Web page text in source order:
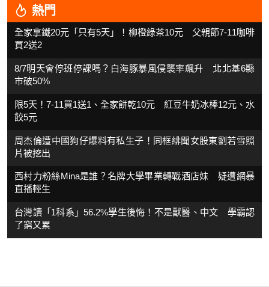
熱門
全家拿鐵20元「只有5天」！柳橙綠茶10元 父親節7-11咖啡
買2送2
8/7明天會停班停課嗎？白海豚暴風侵襲率飆升 北北基6縣
市破50%
限5天！7-11買1送1、全家餅乾10元 紅豆牛奶冰棒12元、水
餃5元
周杰倫遭中國狗仔爆料有私生子！同框緋聞女股東劉若雪照
片被挖出
西村力粉絲Mina是誰？名牌大學畢業轉戰酒店妹 疑遭網暴
直播輕生
台灣讀「1科系」56.2%學生後悔！不是獸醫、中文 學霸認
了窮又累